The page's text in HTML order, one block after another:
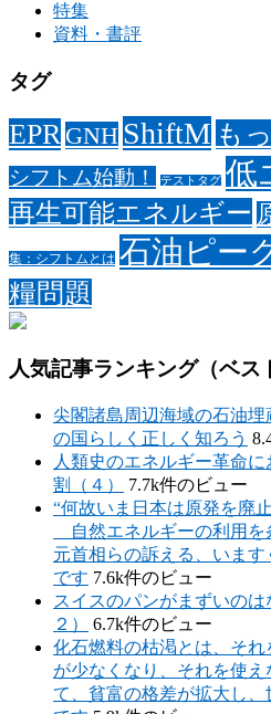
特集
資料・書評
タグ
EPR GNH ShiftM も
シフトム始動！ テストタグ 低
再生可能エネルギー
集：シフトムとは 石油ピー
糧問題
人気記事ランキング（ベス
尖閣諸島周辺海域の石油
の国らしく正しく知ろう
人類史のエネルギー革命
割（４）
7.7k件のビュー
“何故いま日本は原発を廃
自然エネルギーの利用を
元首相らの訴える、いま
です 7.6k件のビュー
スイスのパンがまずいの
２）
6.7k件のビュー
化石燃料の枯渇とは、そ
が少なくなり、それを使
て、貧富の格差が拡大し